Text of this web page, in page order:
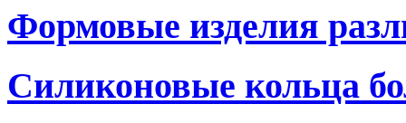
Формовые изделия
Силиконовые кольца